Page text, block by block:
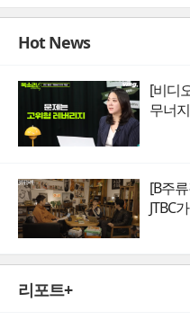
Hot News
[비디
무너
[B주
JTBC
리포트+